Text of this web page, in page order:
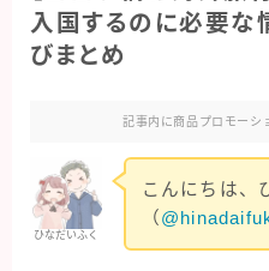
九州・沖縄旅行
オアシスオブザシーズ
コスタフォーチュナ
クレジットカード・保険
入国するのに必要な
びまとめ
記事内に商品プロモーシ
ひなだいふく
こんにちは、
（